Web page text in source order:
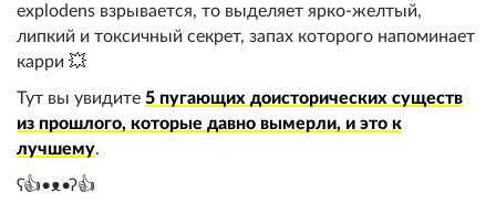
explodens взрывается, то выделяет ярко-желтый,
липкий и токсичный секрет, запах которого напоминает
карри 💥
Тут вы увидите 5 пугающих доисторических существ
из прошлого, которые давно вымерли, и это к
лучшему.
ʕ👍•ᴥ•ʔ👍